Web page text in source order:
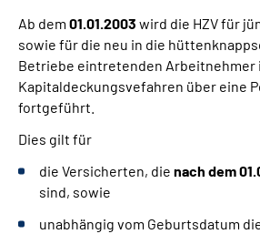
Anträge
Online Service
Leichte Sprache
Gebärdensprache
Ab dem 01.01.2003 wird die HZV für
sowie für die neu in die
Betriebe eintretenden Arbeitnehmer
Kapitaldeckungsvefahren über eine
fortgeführt.
Dies gilt für
die Versicherten, die nach dem
sind, sowie
unabhängig vom Geburtsdatum